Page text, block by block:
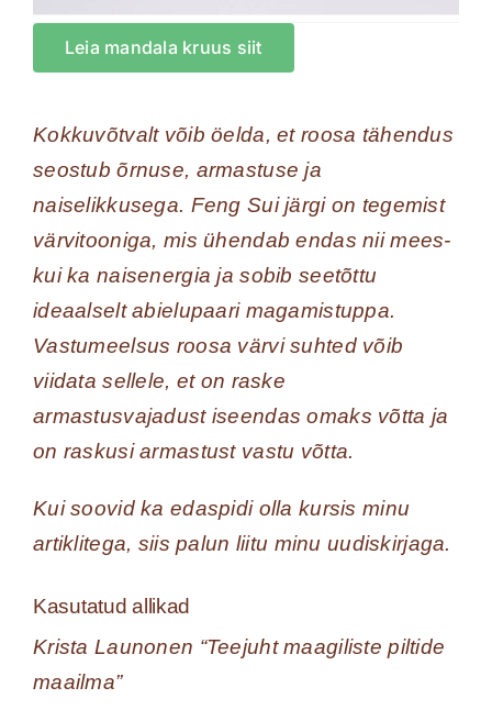
Leia mandala kruus siit
Kokkuvõtvalt võib öelda, et roosa tähendus
seostub õrnuse, armastuse ja
naiselikkusega. Feng Sui järgi on tegemist
värvitooniga, mis ühendab endas nii mees-
kui ka naisenergia ja sobib seetõttu
ideaalselt abielupaari magamistuppa.
Vastumeelsus roosa värvi suhted võib
viidata sellele, et on raske
armastusvajadust iseendas omaks võtta ja
on raskusi armastust vastu võtta.
Kui soovid ka edaspidi olla kursis minu
artiklitega, siis palun liitu minu uudiskirjaga.
Kasutatud allikad
Krista Launonen “Teejuht maagiliste piltide
maailma”